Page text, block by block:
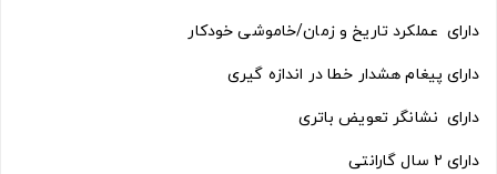
دارای عملکرد تاریخ و زمان/خاموشی خودکار
دارای پیغام هشدار خطا در اندازه گیری
دارای نشانگر تعویض باتری
دارای ۲ سال گارانتی